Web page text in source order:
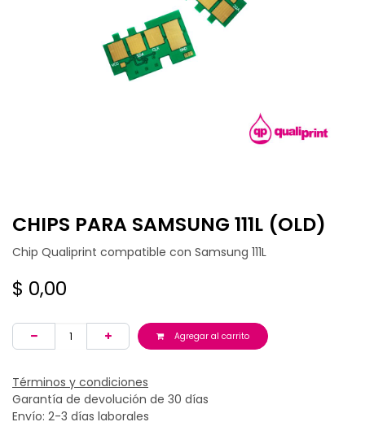
CHIPS PARA SAMSUNG 111L (OLD)
Chip Qualiprint compatible con Samsung 111L
$ 0,00
Agregar al carrito
Términos y condiciones
Garantía de devolución de 30 días
Envío: 2-3 días laborales